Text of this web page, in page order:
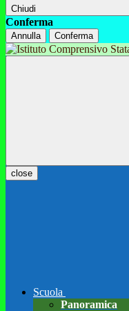
Chiudi
Conferma
Annulla Conferma
close
Scuola
Panoramica